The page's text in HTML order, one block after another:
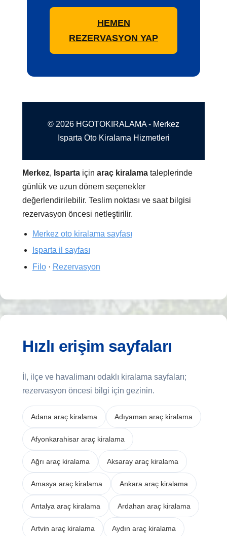
HEMEN
REZERVASYON YAP
© 2026 HGOTOKIRALAMA - Merkez
Isparta Oto Kiralama Hizmetleri
Merkez, Isparta içinaraç kiralama taleplerinde
günlük ve uzun dönem seçenekler
değerlendirilebilir. Teslim noktası ve saat bilgisi
rezervasyon öncesi netleştirilir.
Merkez oto kiralama sayfası
Isparta il sayfası
Filo· Rezervasyon
Hızlı erişim sayfaları
İl, ilçe ve havalimanı odaklı kiralama sayfaları;
rezervasyon öncesi bilgi için gezinin.
Adana araç kiralama Adıyaman araç kiralama
Afyonkarahisar araç kiralama
Ağrı araç kiralama Aksaray araç kiralama
Amasya araç kiralama Ankara araç kiralama
Antalya araç kiralama Ardahan araç kiralama
Artvin araç kiralama Aydın araç kiralama